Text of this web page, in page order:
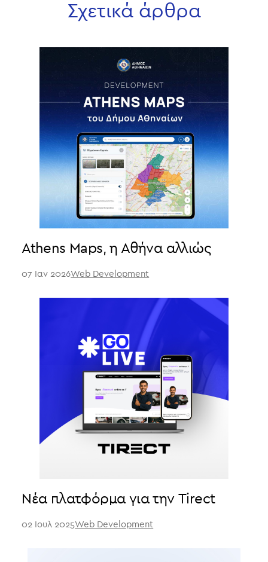
Σχετικά άρθρα
Athens Maps, η Αθήνα αλλιώς
07 Ιαν 2026Web Development
Νέα πλατφόρμα για την Tirect
02 Ιουλ 2025Web Development